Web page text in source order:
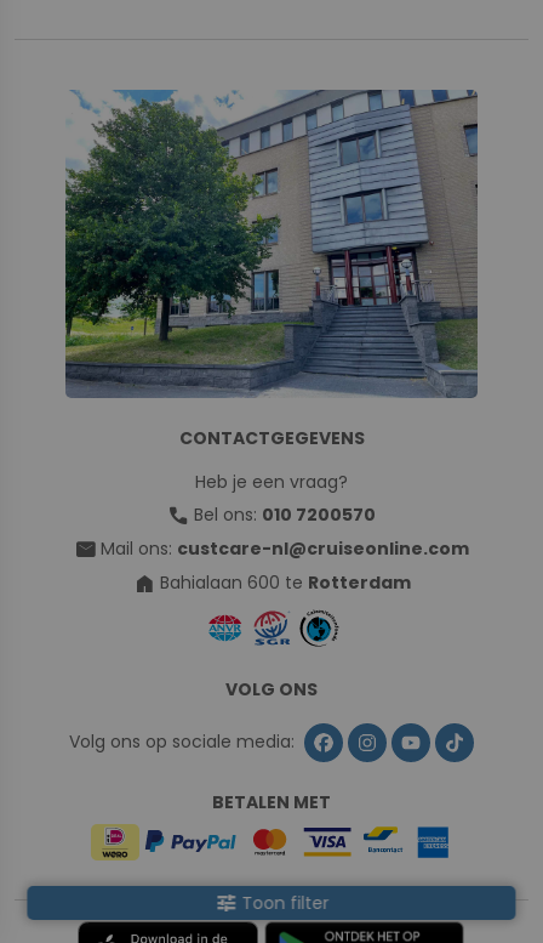
tune Toon filter
CONTACTGEGEVENS
Heb je een vraag?
call Bel ons: 010 7200570
mail Mail ons: custcare-nl@cruiseonline.com
home Bahialaan 600 te Rotterdam
VOLG ONS
Volg ons op sociale media:
BETALEN MET